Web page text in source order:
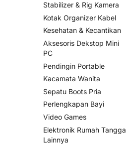
Stabilizer & Rig Kamera
Kotak Organizer Kabel
Kesehatan & Kecantikan
Aksesoris Dekstop Mini
PC
Pendingin Portable
Kacamata Wanita
Sepatu Boots Pria
Perlengkapan Bayi
Video Games
Elektronik Rumah Tangga
Lainnya